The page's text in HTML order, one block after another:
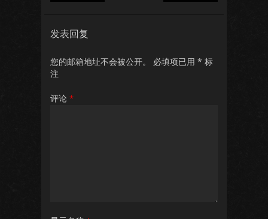
发表回复
您的邮箱地址不会被公开。 必填项已用 * 标
注
评论 *